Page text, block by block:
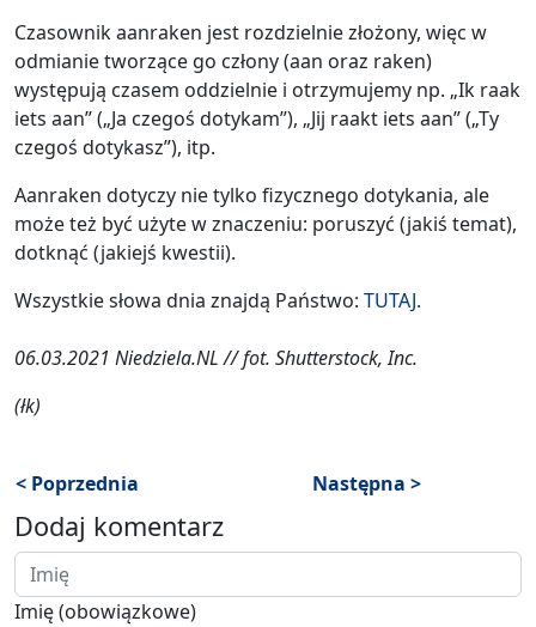
Czasownik aanraken jest rozdzielnie złożony, więc w
odmianie tworzące go człony (aan oraz raken)
występują czasem oddzielnie i otrzymujemy np. „Ik raak
iets aan” („Ja czegoś dotykam”), „Jij raakt iets aan” („Ty
czegoś dotykasz”), itp.
Aanraken dotyczy nie tylko fizycznego dotykania, ale
może też być użyte w znaczeniu: poruszyć (jakiś temat),
dotknąć (jakiejś kwestii).
Wszystkie słowa dnia znajdą Państwo: TUTAJ.
06.03.2021 Niedziela.NL // fot. Shutterstock, Inc.
(łk)
< Poprzednia Następna >
Dodaj komentarz
Imię (obowiązkowe)